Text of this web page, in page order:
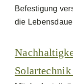
Befestigung
die